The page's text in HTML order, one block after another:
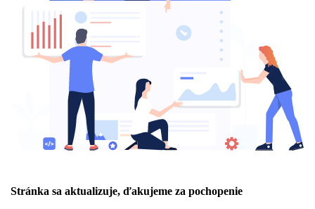
Stránka sa aktualizuje, ďakujeme za pochopenie